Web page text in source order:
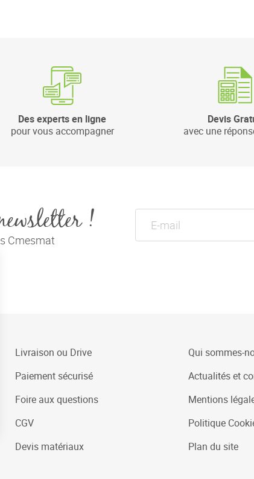
Des experts en ligne
pour vous accompagner
Devis
avec une
!
Cmesmat
Livraison ou Drive
Paiement sécurisé
Foire aux questions
CGV
Devis matériaux
Qui sommes-
Actualités et
Mentions
Politique
Plan du site